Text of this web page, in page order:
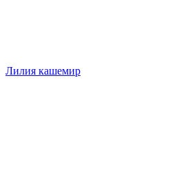
Лилия кашемир